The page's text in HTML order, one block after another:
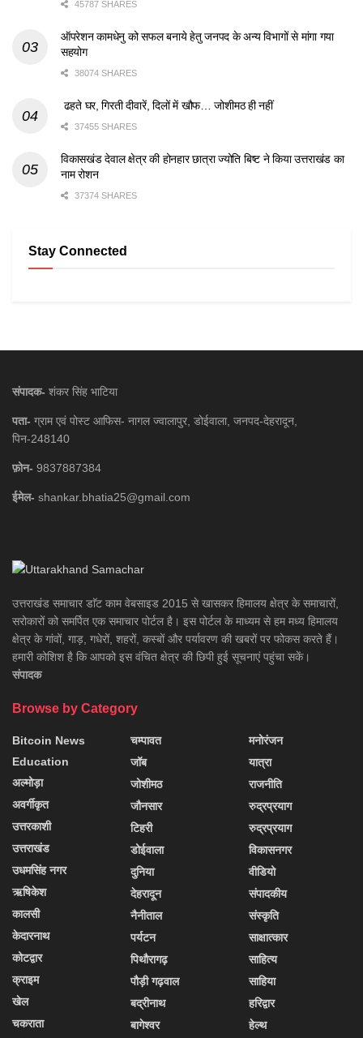
45787 SHARES
ऑपरेशन कामधेनु को सफल बनाये हेतु जनपद के अन्य विभागों से मांगा गया
सहयोग
38074 SHARES
ढहते घर, गिरती दीवारें, दिलों में खौफ… जोशीमठ ही नहीं
37455 SHARES
विकासखंड देवाल क्षेत्र की होनहार छात्रा ज्योति बिष्ट ने किया उत्तराखंड का
नाम रोशन
37374 SHARES
Stay Connected
संपादक- शंकर सिंह भाटिया
पता- ग्राम एवं पोस्ट आफिस- नागल ज्वालापुर, डोईवाला, जनपद-देहरादून,
पिन-248140
फ़ोन- 9837887384
ईमेल- shankar.bhatia25@gmail.com
उत्तराखंड समाचार डाॅट काम वेबसाइड 2015 से खासकर हिमालय क्षेत्र के समाचारों,
सरोकारों को समर्पित एक समाचार पोर्टल है। इस पोर्टल के माध्यम से हम मध्य हिमालय
क्षेत्र के गांवों, गाड़, गधेरों, शहरों, कस्बों और पर्यावरण की खबरों पर फोकस करते हैं।
हमारी कोशिश है कि आपको इस वंचित क्षेत्र की छिपी हुई सूचनाएं पहुंचा सकें।
संपादक
Browse by Category
Bitcoin News
Education
अल्मोड़ा
अवर्गीकृत
उत्तरकाशी
उत्तराखंड
उधमसिंह नगर
ऋषिकेश
कालसी
केदारनाथ
कोटद्वार
क्राइम
खेल
चकराता
चम्पावत
जॉब
जोशीमठ
जौनसार
टिहरी
डोईवाला
दुनिया
देहरादून
नैनीताल
पर्यटन
पिथौरागढ़
पौड़ी गढ़वाल
बद्रीनाथ
बागेश्वर
मनोरंजन
यात्रा
राजनीति
रुद्रप्रयाग
रुद्रप्रयाग
विकासनगर
वीडियो
संपादकीय
संस्कृति
साक्षात्कार
साहित्य
साहिया
हरिद्वार
हेल्थ